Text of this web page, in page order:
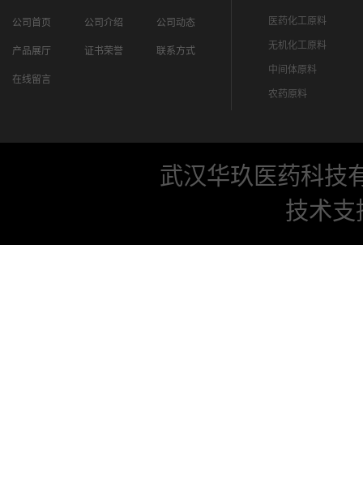
公司首页 公司介绍 公司动态
产品展厅 证书荣誉 联系方式
在线留言
医药化工原料
无机化工原料
中间体原料
农药原料
武汉华玖医药科技
技术